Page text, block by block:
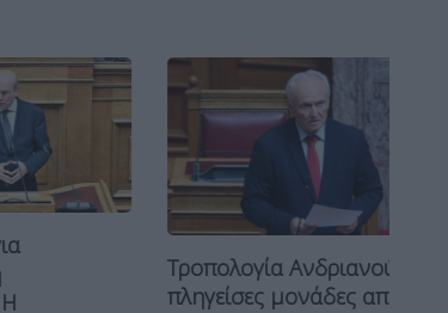
Τροπολογία Ανδριανού για
πληγείσες μονάδες από